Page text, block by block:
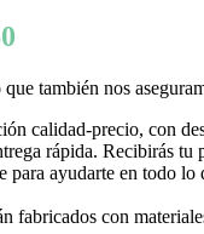
también nos
calidad-precio, con
rápida. Recibirás
ayudarte en todo
fabricados con